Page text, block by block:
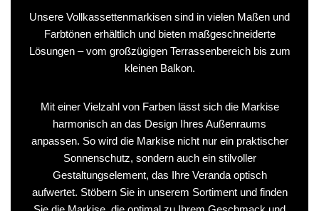
Unsere Vollkassettenmarkisen sind in vielen Maßen und
Farbtönen erhältlich und bieten maßgeschneiderte
Lösungen – vom großzügigen Terrassenbereich bis zum
kleinen Balkon.
Mit einer Vielzahl von Farben lässt sich die Markise
harmonisch an das Design Ihres Außenraums
anpassen. So wird die Markise nicht nur ein praktischer
Sonnenschutz, sondern auch ein stilvoller
Gestaltungselement, das Ihre Veranda optisch
aufwertet. Stöbern Sie in unserem Sortiment und finden